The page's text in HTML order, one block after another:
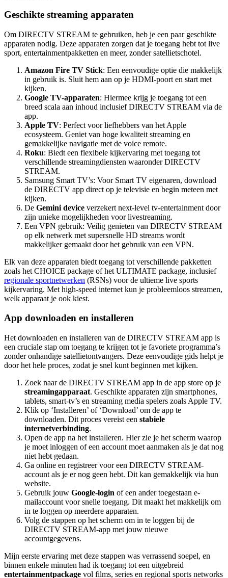
Geschikte streaming apparaten
Om DIRECTV STREAM te gebruiken, heb je een paar geschikte
apparaten nodig. Deze apparaten zorgen dat je toegang hebt tot live
sport, entertainmentpakketten en meer, zonder satellietschotel.
Amazon Fire TV Stick: Een eenvoudige optie die makkelijk
in gebruik is. Sluit hem aan op je HDMI-poort en start met
kijken.
Google TV-apparaten: Hiermee krijg je toegang tot een
breed scala aan inhoud inclusief DIRECTV STREAM via de
app.
Apple TV: Perfect voor liefhebbers van het Apple
ecosysteem. Geniet van hoge kwaliteit streaming en
gemakkelijke navigatie met de voice remote.
Roku: Biedt een flexibele kijkervaring met toegang tot
verschillende streamingdiensten waaronder DIRECTV
STREAM.
Samsung Smart TV’s: Voor Smart TV eigenaren, download
de DIRECTV app direct op je televisie en begin meteen met
kijken.
De Gemini device verzekert next-level tv-entertainment door
zijn unieke mogelijkheden voor livestreaming.
Een VPN gebruik: Veilig genieten van DIRECTV STREAM
op elk netwerk met supersnelle HD streams wordt
makkelijker gemaakt door het gebruik van een VPN.
Elk van deze apparaten biedt toegang tot verschillende pakketten
zoals het CHOICE package of het ULTIMATE package, inclusief
regionale sportnetwerken (RSNs) voor de ultieme live sports
kijkervaring. Met high-speed internet kun je probleemloos streamen,
welk apparaat je ook kiest.
App downloaden en installeren
Het downloaden en installeren van de DIRECTV STREAM app is
een cruciale stap om toegang te krijgen tot je favoriete programma’s
zonder onhandige satellietontvangers. Deze eenvoudige gids helpt je
door het hele proces, zodat je snel kunt beginnen met kijken.
Zoek naar de DIRECTV STREAM app in de app store op je
streamingapparaat. Geschikte apparaten zijn smartphones,
tablets, smart-tv’s en streaming media spelers zoals Apple TV.
Klik op ‘Installeren’ of ‘Download’ om de app te
downloaden. Dit proces vereist een stabiele
internetverbinding.
Open de app na het installeren. Hier zie je het scherm waarop
je moet inloggen of een account moet aanmaken als je dat nog
niet hebt gedaan.
Ga online en registreer voor een DIRECTV STREAM-
account als je er nog geen hebt. Dit kan gemakkelijk via hun
website.
Gebruik jouw Google-login of een ander toegestaan e-
mailaccount voor snelle toegang. Dit maakt het makkelijk om
in te loggen op meerdere apparaten.
Volg de stappen op het scherm om in te loggen bij de
DIRECTV STREAM-app met jouw nieuwe
accountgegevens.
Mijn eerste ervaring met deze stappen was verrassend soepel, en
binnen enkele minuten had ik toegang tot een uitgebreid
entertainmentpackage vol films, series en regional sports networks